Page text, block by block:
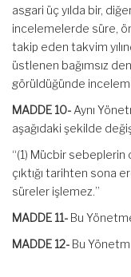
asgari üç yılda bir,
incelemelerde süre,
takip eden takvim
üstlenen bağımsız
görüldüğünde
MADDE 10- Aynı
aşağıdaki şekilde
“(1) Mücbir
çıktığı tarihten sona
süreler işlemez.”
MADDE 11- Bu
MADDE 12- Bu